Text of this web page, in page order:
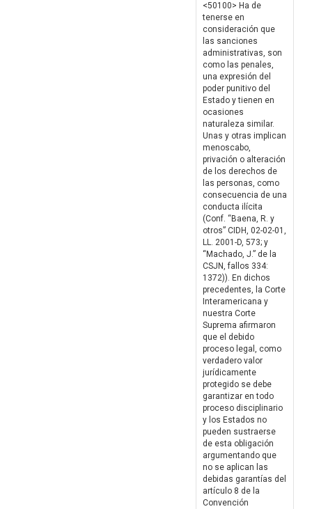
<50100> Ha de
tenerse en
consideración que
las sanciones
administrativas, son
como las penales,
una expresión del
poder punitivo del
Estado y tienen en
ocasiones
naturaleza similar.
Unas y otras implican
menoscabo,
privación o alteración
de los derechos de
las personas, como
consecuencia de una
conducta ilícita
(Conf. “Baena, R. y
otros” CIDH, 02-02-01,
LL. 2001-D, 573; y
“Machado, J.” de la
CSJN, fallos 334:
1372)). En dichos
precedentes, la Corte
Interamericana y
nuestra Corte
Suprema afirmaron
que el debido
proceso legal, como
verdadero valor
jurídicamente
protegido se debe
garantizar en todo
proceso disciplinario
y los Estados no
pueden sustraerse
de esta obligación
argumentando que
no se aplican las
debidas garantías del
artículo 8 de la
Convención